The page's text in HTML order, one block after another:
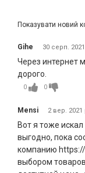
Показувати новий
Gihe 30 серп.
Через интернет
дорого.
0 0
Mensi 2 вер. 2021
Вот я тоже
выгодно, пока
компанию
выбором